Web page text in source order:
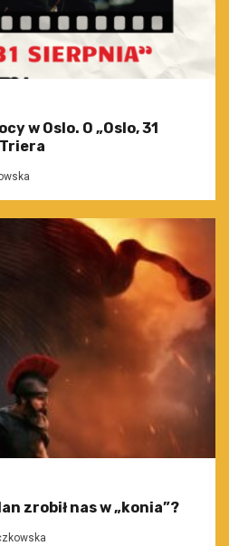
w Oslo. O „Oslo, 31
zrobił nas w „konia”?